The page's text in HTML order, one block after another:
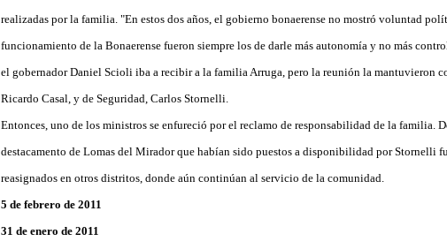
realizadas por la familia. "En estos dos años, el gobierno bonaerense no mostró voluntad
funcionamiento de la Bonaerense fueron siempre los de darle más autonomía y no más
el gobernador Daniel Scioli iba a recibir a la familia Arruga, pero la reunión la mantuvieron
Ricardo Casal, y de Seguridad, Carlos Stornelli.
Entonces, uno de los ministros se enfureció por el reclamo de responsabilidad de la familia.
destacamento de Lomas del Mirador que habían sido puestos a disponibilidad por Stornelli
reasignados en otros distritos, donde aún continúan al servicio de la comunidad.
5 de febrero de 2011
31 de enero de 2011